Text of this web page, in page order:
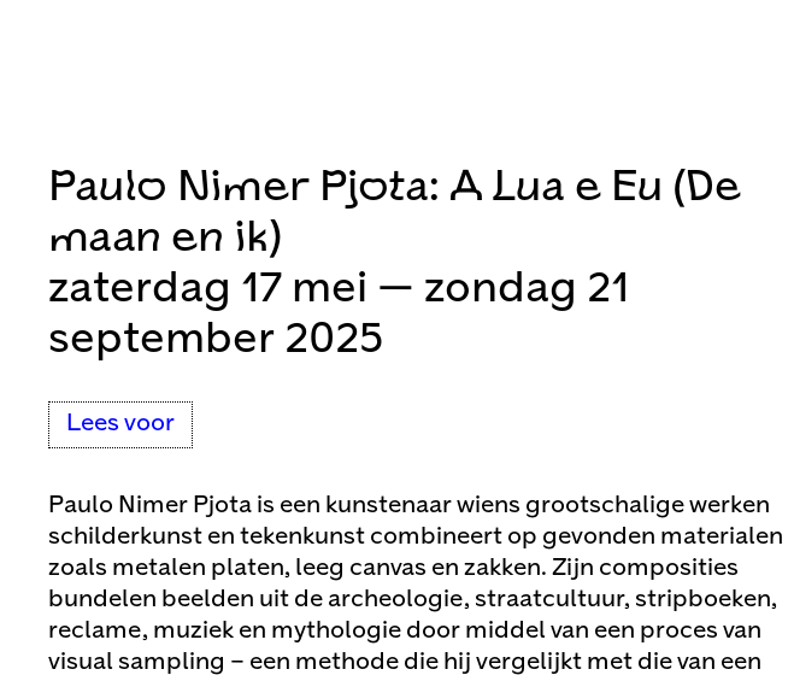
Paulo Nimer Pjota: A Lua e Eu (De
maan en ik)
zaterdag 17 mei — zondag 21
september 2025
Lees voor
Paulo Nimer Pjota is een kunstenaar wiens grootschalige werken
schilderkunst en tekenkunst combineert op gevonden materialen
zoals metalen platen, leeg canvas en zakken. Zijn composities
bundelen beelden uit de archeologie, straatcultuur, stripboeken,
reclame, muziek en mythologie door middel van een proces van
visual sampling – een methode die hij vergelijkt met die van een